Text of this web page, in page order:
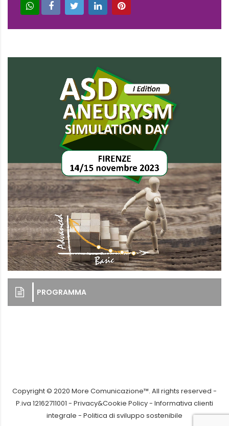
PROGRAMMA
Copyright © 2020 More Comunicazione™. All rights reserved -
P.iva 12162711001 - Privacy&Cookie Policy- Informativa clienti
integrale - Politica di sviluppo sostenibile